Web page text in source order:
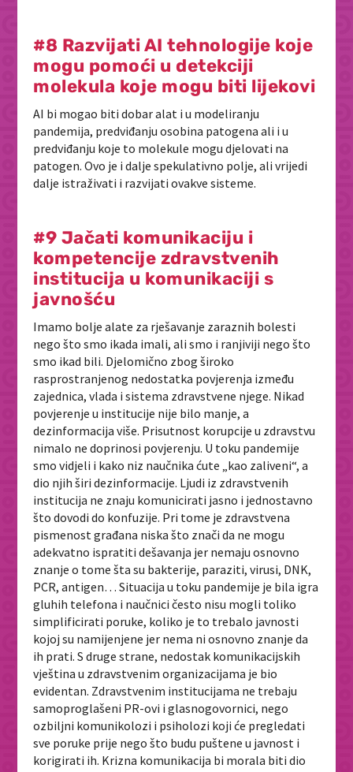
#8 Razvijati AI tehnologije koje
mogu pomoći u detekciji
molekula koje mogu biti lijekovi
AI bi mogao biti dobar alat i u modeliranju
pandemija, predviđanju osobina patogena ali i u
predviđanju koje to molekule mogu djelovati na
patogen. Ovo je i dalje spekulativno polje, ali vrijedi
dalje istraživati i razvijati ovakve sisteme.
#9 Jačati komunikaciju i
kompetencije zdravstvenih
institucija u komunikaciji s
javnošću
Imamo bolje alate za rješavanje zaraznih bolesti
nego što smo ikada imali, ali smo i ranjiviji nego što
smo ikad bili. Djelomično zbog široko
rasprostranjenog nedostatka povjerenja između
zajednica, vlada i sistema zdravstvene njege. Nikad
povjerenje u institucije nije bilo manje, a
dezinformacija više. Prisutnost korupcije u zdravstvu
nimalo ne doprinosi povjerenju. U toku pandemije
smo vidjeli i kako niz naučnika ćute „kao zaliveni“, a
dio njih širi dezinformacije. Ljudi iz zdravstvenih
institucija ne znaju komunicirati jasno i jednostavno
što dovodi do konfuzije. Pri tome je zdravstvena
pismenost građana niska što znači da ne mogu
adekvatno ispratiti dešavanja jer nemaju osnovno
znanje o tome šta su bakterije, paraziti, virusi, DNK,
PCR, antigen… Situacija u toku pandemije je bila igra
gluhih telefona i naučnici često nisu mogli toliko
simplificirati poruke, koliko je to trebalo javnosti
kojoj su namijenjene jer nema ni osnovno znanje da
ih prati. S druge strane, nedostak komunikacijskih
vještina u zdravstvenim organizacijama je bio
evidentan. Zdravstvenim institucijama ne trebaju
samoproglašeni PR-ovi i glasnogovornici, nego
ozbiljni komunikolozi i psiholozi koji će pregledati
sve poruke prije nego što budu puštene u javnost i
korigirati ih. Krizna komunikacija bi morala biti dio